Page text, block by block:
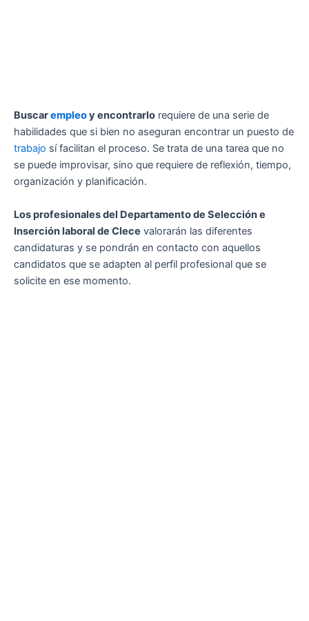
Buscarempleoy encontrarlo requiere de una serie de
habilidades que si bien no aseguran encontrar un puesto de
trabajo sí facilitan el proceso. Se trata de una tarea que no
se puede improvisar, sino que requiere de reflexión, tiempo,
organización y planificación.
Los profesionales del Departamento de Selección e
Inserción laboral de Clece valorarán las diferentes
candidaturas y se pondrán en contacto con aquellos
candidatos que se adapten al perfil profesional que se
solicite en ese momento.